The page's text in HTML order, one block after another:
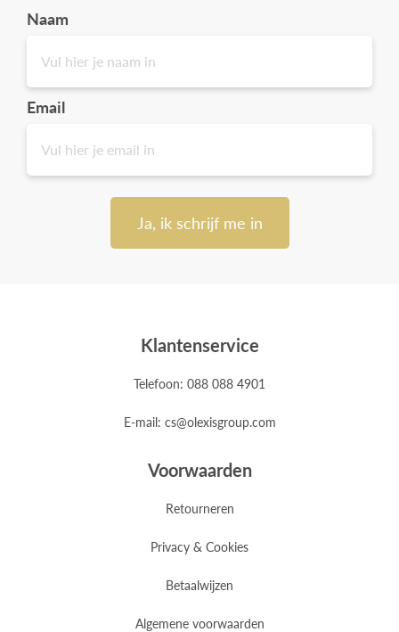
Naam
Email
Ja, ik schrijf me in
Klantenservice
Telefoon: 088 088 4901
E-mail: cs@olexisgroup.com
Voorwaarden
Retourneren
Privacy & Cookies
Betaalwijzen
Algemene voorwaarden